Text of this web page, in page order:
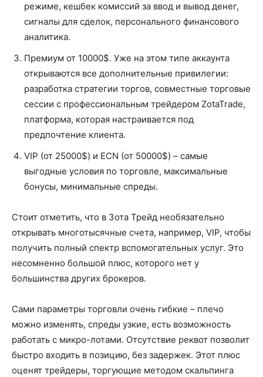
режиме, кешбек комиссий за ввод и вывод денег,
сигналы для сделок, персонального финансового
аналитика.
Премиум от 10000$. Уже на этом типе аккаунта
открываются все дополнительные привилегии:
разработка стратегии торгов, совместные торговые
сессии с профессиональным трейдером ZotaTrade,
платформа, которая настраивается под
предпочтение клиента.
VIP (от 25000$) и ECN (от 50000$) – самые
выгодные условия по торговле, максимальные
бонусы, минимальные спреды.
Стоит отметить, что в Зота Трейд необязательно
открывать многотысячные счета, например, VIP, чтобы
получить полный спектр вспомогательных услуг. Это
несомненно большой плюс, которого нет у
большинства других брокеров.
Сами параметры торговли очень гибкие – плечо
можно изменять, спреды узкие, есть возможность
работать с микро-лотами. Отсутствие реквот позволит
быстро входить в позицию, без задержек. Этот плюс
оценят трейдеры, торгующие методом скальпинга